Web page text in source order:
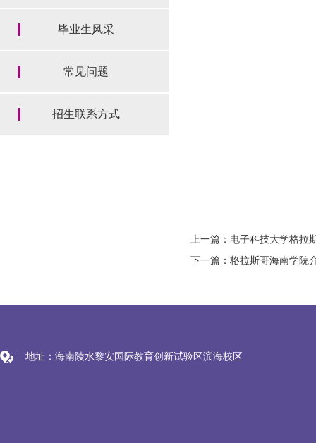
毕业生风采
常见问题
招生联系方式
上一篇：电子科技大学格拉
下一篇：格拉斯哥海南学院
地址：海南陵水黎安国际教育创新试验区滨海校区